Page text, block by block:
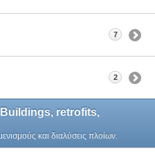
7
2
Buildings, retrofits,
και διαλύσεις πλοίων.